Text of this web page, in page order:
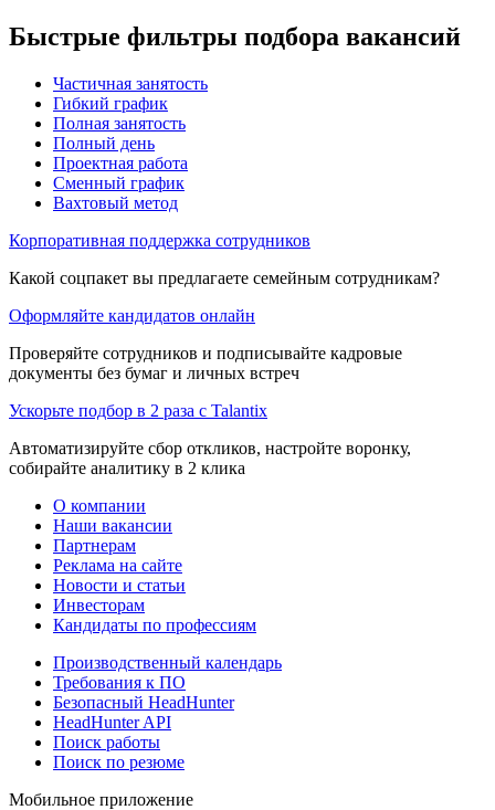
Быстрые фильтры подбора вакансий
Частичная занятость
Гибкий график
Полная занятость
Полный день
Проектная работа
Сменный график
Вахтовый метод
Корпоративная поддержка сотрудников
Какой соцпакет вы предлагаете семейным сотрудникам?
Оформляйте кандидатов онлайн
Проверяйте сотрудников и подписывайте кадровые
документы без бумаг и личных встреч
Ускорьте подбор в 2 раза с Talantix
Автоматизируйте сбор откликов, настройте воронку,
собирайте аналитику в 2 клика
О компании
Наши вакансии
Партнерам
Реклама на сайте
Новости и статьи
Инвесторам
Кандидаты по профессиям
Производственный календарь
Требования к ПО
Безопасный HeadHunter
HeadHunter API
Поиск работы
Поиск по резюме
Мобильное приложение